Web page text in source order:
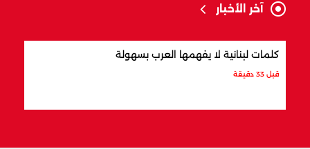
آخر الأخبار
كلمات لبنانية لا يفهمها العرب بسهولة
قبل 33 دقيقة